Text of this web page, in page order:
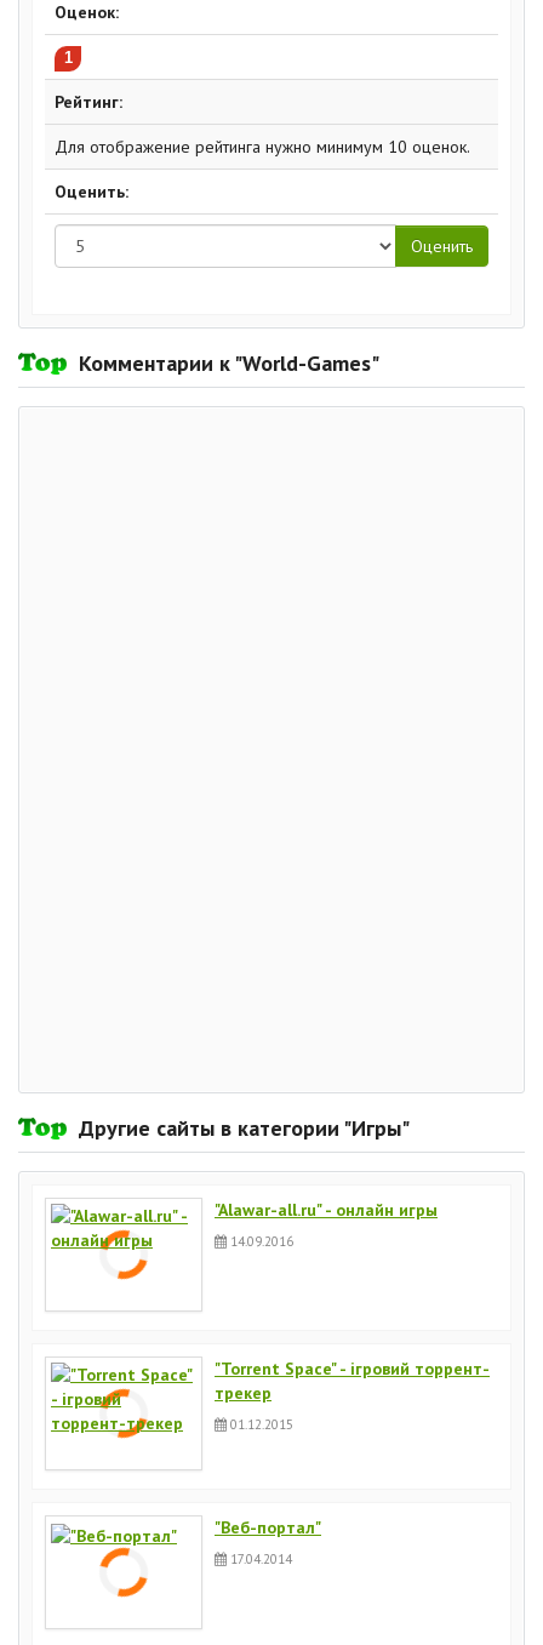
Оценок:
1
Рейтинг:
Для отображение рейтинга нужно минимум 10 оценок.
Оценить:
Комментарии к "World-Games"
Другие сайты в категории "Игры"
"Alawar-all.ru" - онлайн игры
14.09.2016
"Torrent Space" - ігровий торрент-
трекер
01.12.2015
"Bеб-портал"
17.04.2014